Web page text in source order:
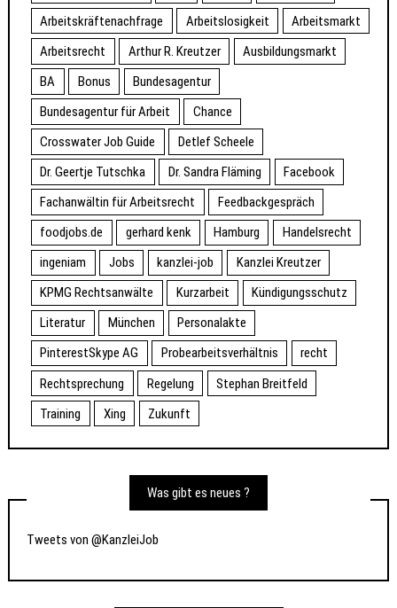
Arbeitskräftenachfrage
Arbeitslosigkeit
Arbeitsmarkt
Arbeitsrecht
Arthur R. Kreutzer
Ausbildungsmarkt
BA
Bonus
Bundesagentur
Bundesagentur für Arbeit
Chance
Crosswater Job Guide
Detlef Scheele
Dr. Geertje Tutschka
Dr. Sandra Fläming
Facebook
Fachanwältin für Arbeitsrecht
Feedbackgespräch
foodjobs.de
gerhard kenk Hamburg
Handelsrecht
ingeniam
Jobs kanzlei-job
Kanzlei Kreutzer
KPMG Rechtsanwälte
Kurzarbeit
Kündigungsschutz
Literatur
München
Personalakte
PinterestSkype AG
Probearbeitsverhältnis
recht
Rechtsprechung
Regelung
Stephan Breitfeld
Training
Xing Zukunft
Was gibt es neues ?
Tweets von @KanzleiJob